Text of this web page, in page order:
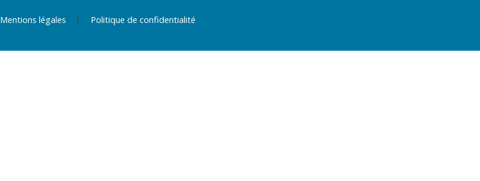
Mentions légales Politique de confidentialité